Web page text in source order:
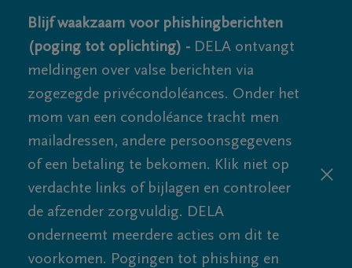
Blijf waakzaam voor phishingberichten
(poging tot oplichting) - DELA ontvangt
meldingen over valse berichten via
zogezegde privécondoléances. Onder het
mom van een condoléance tracht men
mailadressen, andere persoonsgegevens
of een betaling te bekomen. Klik niet op
verdachte links of bijlagen en controleer
de afzender zorgvuldig. DELA
onderneemt meerdere acties om dit te
voorkomen. Pogingen tot phishing en